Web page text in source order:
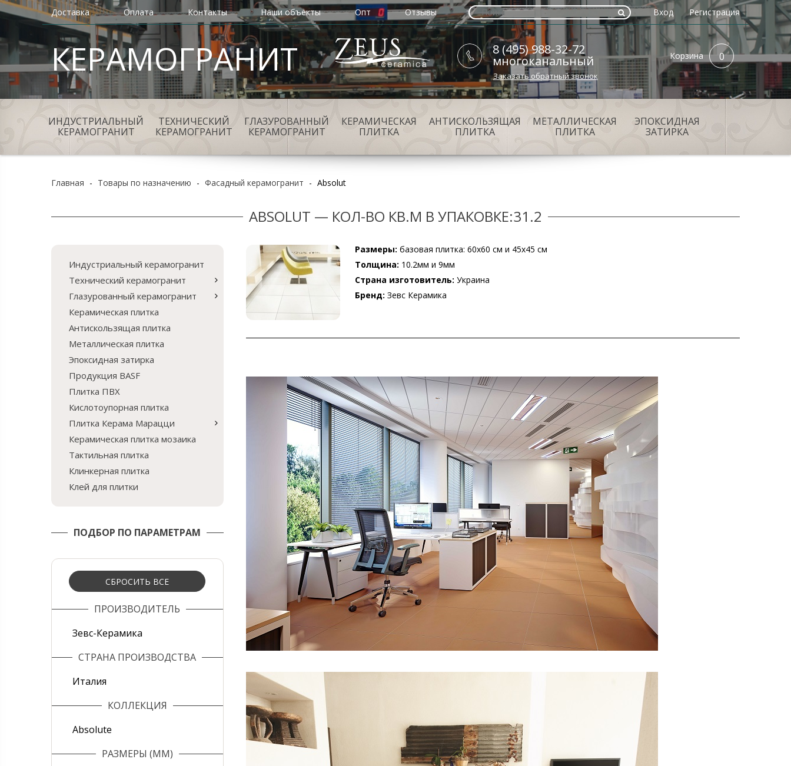
Доставка Оплата Контакты Наши объекты Опт Отзывы Вход Регистрация
КЕРАМОГРАНИТ Корзина 0
8 (495) 988-32-72
многоканальный
Заказать обратный звонок
ИНДУСТРИАЛЬНЫЙ
КЕРАМОГРАНИТ
ТЕХНИЧЕСКИЙ
КЕРАМОГРАНИТ
ГЛАЗУРОВАННЫЙ
КЕРАМОГРАНИТ
КЕРАМИЧЕСКАЯ
ПЛИТКА
АНТИСКОЛЬЗЯЩАЯ
ПЛИТКА
МЕТАЛЛИЧЕСКАЯ
ПЛИТКА
ЭПОКСИДНАЯ
ЗАТИРКА
Главная - Товары по назначению - Фасадный керамогранит - Absolut
ABSOLUT — КОЛ-ВО КВ.М В УПАКОВКЕ:31.2
Индустриальный керамогранит
Технический керамогранит
Глазурованный керамогранит
Керамическая плитка
Антискользящая плитка
Металлическая плитка
Эпоксидная затирка
Продукция BASF
Плитка ПВХ
Кислотоупорная плитка
Плитка Керама Марацци
Керамическая плитка мозаика
Тактильная плитка
Клинкерная плитка
Клей для плитки
ПОДБОР ПО ПАРАМЕТРАМ
СБРОСИТЬ ВСЕ
ПРОИЗВОДИТЕЛЬ
Зевс-Керамика
СТРАНА ПРОИЗВОДСТВА
Италия
КОЛЛЕКЦИЯ
Absolute
РАЗМЕРЫ (ММ)
Размеры: базовая плитка: 60х60 см и 45х45 см
Толщина: 10.2мм и 9мм
Страна изготовитель: Украина
Бренд: Зевс Керамика